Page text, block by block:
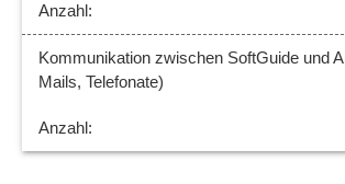
Kommunikation zwischen SoftGuide und
Mails, Telefonate)